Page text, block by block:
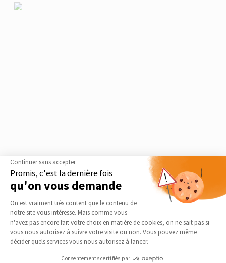
Le guide thématique
Rénovation d'appartement
En matière de rénovation d’appartement, l’enjeu majeur sera de
respecter les règles de la copropriété où se trouve votre bien et
d’optimiser au maximum un espace plus réduit que dans une
maison. Quels sont les points clés de la réfection de votre logement ?
La Maison des Travaux les a synthétisés pour...
Continuer sans accepter
Promis, c'est la dernière fois
qu'on vous demande
Plateforme de Gestion du
On est vraiment très content que le contenu de
notre site vous intéresse. Mais comme vous
n'avez pas encore fait votre choix en matière de cookies, on ne sait pas si
vous nous autorisez à suivre votre visite ou non. Vous pouvez même
décider quels services vous nous autorisez à lancer.
Consentements certifiés par
Axeptio consent